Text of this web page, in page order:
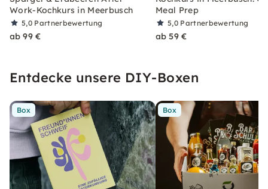
Work-Kochkurs in Meerbusch
5,0 Partnerbewertung
ab 99 €
Meal Prep
5,0 Partnerbewertung
ab 59 €
Entdecke unsere DIY-Boxen
Box Box